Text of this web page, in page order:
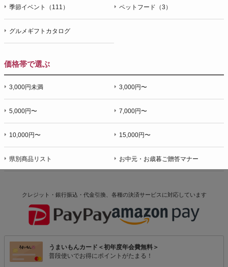
季節イベント（111） ペットフード（3）
グルメギフトカタログ
価格帯で選ぶ
3,000円未満 3,000円〜
5,000円〜 7,000円〜
10,000円〜 15,000円〜
県別商品リスト お中元・お歳暮ご贈答マナー
クレジット・銀行振込・代金引換、各種の決済サービスに対応しています
うまいもんカード＜初年度年会費無料＞
普段使いでお得にポイントがたまる！